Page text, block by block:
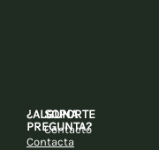
¿ALGUNA
PREGUNTA?
Contacta
SOPORTE
Contacto